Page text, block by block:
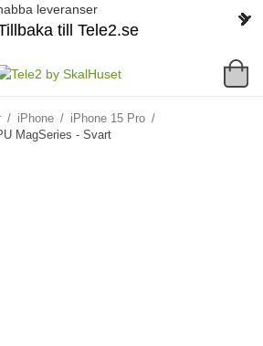
leveranser
till Tele2.se
/ iPhone / iPhone 15 Pro /
MagSeries - Svart